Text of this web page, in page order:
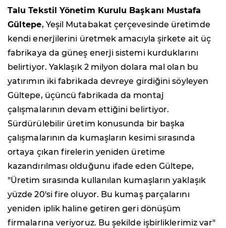
Talu Tekstil Yönetim Kurulu Başkanı Mustafa
Gültepe, Yeşil Mutabakat çerçevesinde üretimde
kendi enerjilerini üretmek amacıyla şirkete ait üç
fabrikaya da güneş enerji sistemi kurduklarını
belirtiyor. Yaklaşık 2 milyon dolara mal olan bu
yatırımın iki fabrikada devreye girdiğini söyleyen
Gültepe, üçüncü fabrikada da montaj
çalışmalarının devam ettiğini belirtiyor.
Sürdürülebilir üretim konusunda bir başka
çalışmalarının da kumaşların kesimi sırasında
ortaya çıkan firelerin yeniden üretime
kazandırılması olduğunu ifade eden Gültepe,
"Üretim sırasında kullanılan kumaşların yaklaşık
yüzde 20'si fire oluyor. Bu kumaş parçalarını
yeniden iplik haline getiren geri dönüşüm
firmalarına veriyoruz. Bu şekilde işbirliklerimiz var"